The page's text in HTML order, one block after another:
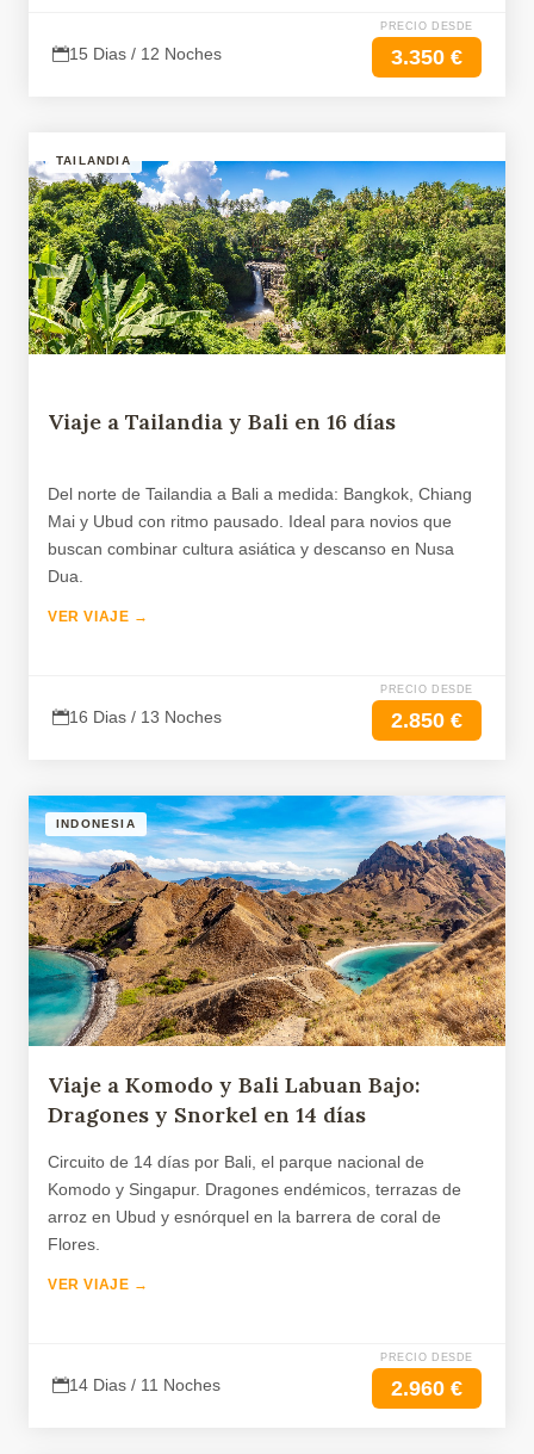
15 Dias / 12 Noches
PRECIO DESDE
3.350 €
TAILANDIA
Viaje a Tailandia y Bali en 16 días
Del norte de Tailandia a Bali a medida: Bangkok, Chiang
Mai y Ubud con ritmo pausado. Ideal para novios que
buscan combinar cultura asiática y descanso en Nusa
Dua.
VER VIAJE →
16 Dias / 13 Noches
PRECIO DESDE
2.850 €
INDONESIA
Viaje a Komodo y Bali Labuan Bajo:
Dragones y Snorkel en 14 días
Circuito de 14 días por Bali, el parque nacional de
Komodo y Singapur. Dragones endémicos, terrazas de
arroz en Ubud y esnórquel en la barrera de coral de
Flores.
VER VIAJE →
14 Dias / 11 Noches
PRECIO DESDE
2.960 €